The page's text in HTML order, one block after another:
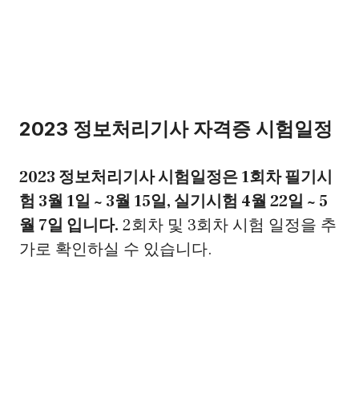
2023 정보처리기사 자격증 시험일정
2023 정보처리기사 시험일정은 1회차 필기시
험 3월 1일 ~ 3월 15일, 실기시험 4월 22일 ~ 5
월 7일 입니다. 2회차 및 3회차 시험 일정을 추
가로 확인하실 수 있습니다.